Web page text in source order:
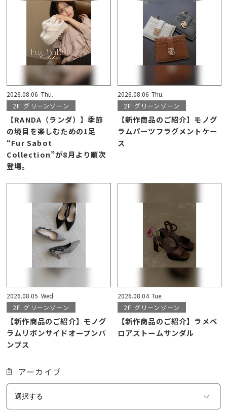
2026.08.06 Thu.
2F グリーンゾーン
【RANDA（ランダ）】季節
の境目を楽しむための1足
“Fur Sabot
Collection”が8月より順次
登場。
2026.08.06 Thu.
2F グリーンゾーン
【新作商品のご紹介】モノグ
ラムパーツフラグメントケー
ス
2026.08.05 Wed.
2F グリーンゾーン
【新作商品のご紹介】モノグ
ラムリボンサイドオープンパ
ンプス
2026.08.04 Tue.
2F グリーンゾーン
【新作商品のご紹介】ラメベ
ロアストームサンダル
アーカイブ